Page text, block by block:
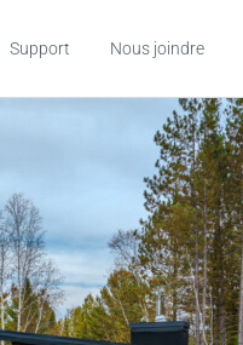
Support Nous joindre